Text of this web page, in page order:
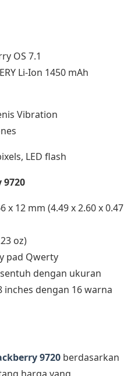
OS 7.1
Li-Ion 1450 mAh
Vibration
LED flash
x 12 mm (4.49 x 2.60 x 0.47
oz)
pad Qwerty
dengan ukuran
inches dengan 16 warna
9720 berdasarkan
harga yang